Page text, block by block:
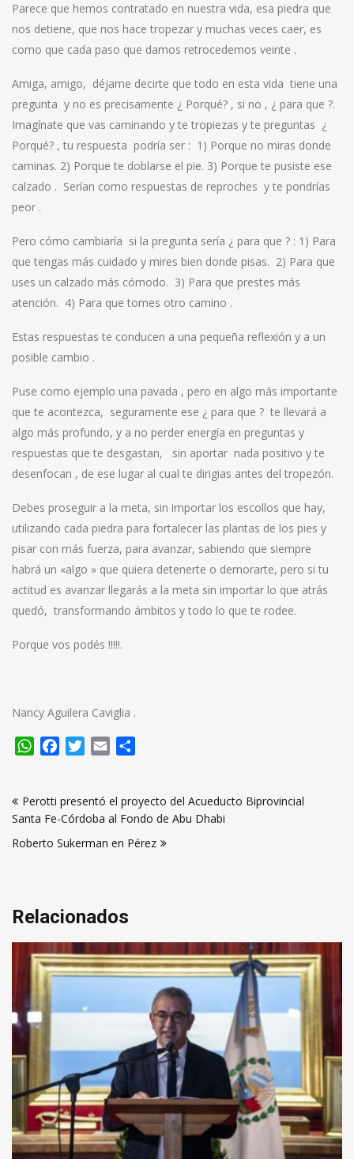
Parece que hemos contratado en nuestra vida, esa piedra que
nos detiene, que nos hace tropezar y muchas veces caer, es
como que cada paso que damos retrocedemos veinte .
Amiga, amigo, déjame decirte que todo en esta vida tiene una
pregunta y no es precisamente ¿ Porqué? , si no , ¿ para que ?.
Imagínate que vas caminando y te tropiezas y te preguntas ¿
Porqué? , tu respuesta podría ser : 1) Porque no miras donde
caminas. 2) Porque te doblarse el pie. 3) Porque te pusiste ese
calzado . Serían como respuestas de reproches y te pondrías
peor .
Pero cómo cambiaría si la pregunta sería ¿ para que ? : 1) Para
que tengas más cuidado y mires bien donde pisas. 2) Para que
uses un calzado más cómodo. 3) Para que prestes más
atención. 4) Para que tomes otro camino .
Estas respuestas te conducen a una pequeña reflexión y a un
posible cambio .
Puse como ejemplo una pavada , pero en algo más importante
que te acontezca, seguramente ese ¿ para que ? te llevará a
algo más profundo, y a no perder energía en preguntas y
respuestas que te desgastan, sin aportar nada positivo y te
desenfocan , de ese lugar al cual te dirigias antes del tropezón.
Debes proseguir a la meta, sin importar los escollos que hay,
utilizando cada piedra para fortalecer las plantas de los pies y
pisar con más fuerza, para avanzar, sabiendo que siempre
habrá un «algo » que quiera detenerte o demorarte, pero si tu
actitud es avanzar llegarás a la meta sin importar lo que atrás
quedó, transformando ámbitos y todo lo que te rodee.
Porque vos podés !!!!!.
Nancy Aguilera Caviglia .
WhatsApp
FacebookTwitter
Email
de
entradas
Perotti presentó el proyecto del Acueducto Biprovincial
Santa Fe-Córdoba al Fondo de Abu Dhabi
Roberto Sukerman en Pérez
Relacionados